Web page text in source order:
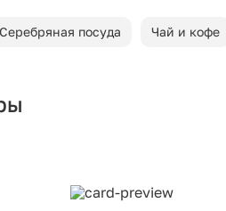
Серебряная посуда Чай и кофе